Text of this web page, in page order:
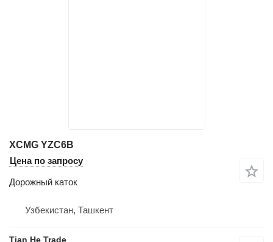
XCMG YZC6B
Цена по запросу
Дорожный каток
Узбекистан, Ташкент
Tian He Trade